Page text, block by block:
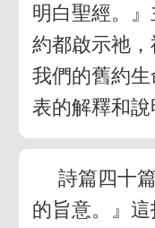
明白聖經。
約都啟示祂，
我們的舊約
表的解釋和說
詩篇四十
的旨意。』